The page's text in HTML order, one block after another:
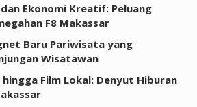
Ekonomi Kreatif: Peluang
F8 Makassar
Baru Pariwisata yang
Wisatawan
Film Lokal: Denyut Hiburan